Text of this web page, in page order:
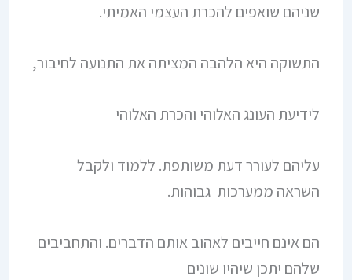
שניהם שואפים להכרת העצמי האמיתי.
התשוקה היא הלהבה המציתה את התנועה לחיבור,
לידיעת העונג האלוהי והכרת האלוהי
עליהם לעורר דעת משותפת. ללמוד ולקבל
השראה ממערכות גבוהות.
הם אינם חייבים לאהוב אותם הדברים. והתחביבים
שלהם יתכן שיהיו שונים